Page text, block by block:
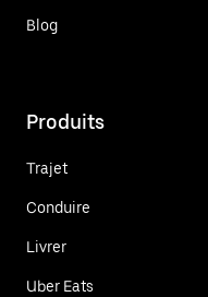
Blog
Produits
Trajet
Conduire
Livrer
Uber Eats